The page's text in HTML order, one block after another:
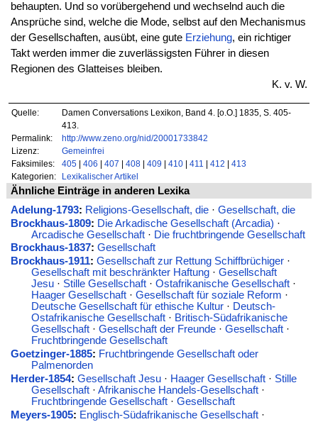
behaupten. Und so vorübergehend und wechselnd auch die
Ansprüche sind, welche die Mode, selbst auf den Mechanismus
der Gesellschaften, ausübt, eine gute Erziehung, ein richtiger
Takt werden immer die zuverlässigsten Führer in diesen
Regionen des Glatteises bleiben.
K. v. W.
Quelle:
Damen Conversations Lexikon, Band 4. [o.O.] 1835, S. 405-
413.
Permalink:
http://www.zeno.org/nid/20001733842
Lizenz:
Gemeinfrei
Faksimiles:
405| 406 407 408| 409 410| 411 412
413
Kategorien:
Lexikalischer Artikel
Ähnliche Einträge in anderen Lexika
Adelung-1793: Religions-Gesellschaft, die· Gesellschaft, die
Brockhaus-1809: Die Arkadische Gesellschaft (Arcadia) ·
Arcadische Gesellschaft· Die fruchtbringende Gesellschaft
Brockhaus-1837: Gesellschaft
Brockhaus-1911: Gesellschaft zur Rettung Schiffbrüchiger·
Gesellschaft mit beschränkter Haftung· Gesellschaft
Jesu· Stille Gesellschaft· Ostafrikanische Gesellschaft·
Haager Gesellschaft· Gesellschaft für soziale Reform ·
Deutsche Gesellschaft für ethische Kultur· Deutsch-
Ostafrikanische Gesellschaft· Britisch-Südafrikanische
Gesellschaft· Gesellschaft der Freunde· Gesellschaft·
Fruchtbringende Gesellschaft
Goetzinger-1885: Fruchtbringende Gesellschaft oder
Palmenorden
Herder-1854: Gesellschaft Jesu· Haager Gesellschaft· Stille
Gesellschaft· Afrikanische Handels-Gesellschaft·
Fruchtbringende Gesellschaft· Gesellschaft
Meyers-1905: Englisch-Südafrikanische Gesellschaft·